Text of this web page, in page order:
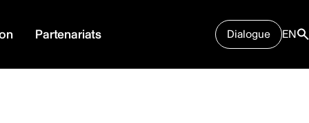
Partenariats Dialogue EN